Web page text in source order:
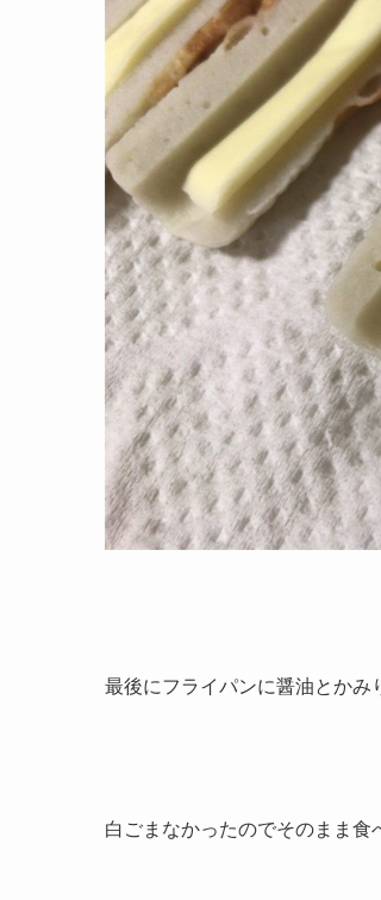
最後にフライパンに醤油とかみ
白ごまなかったのでそのまま食